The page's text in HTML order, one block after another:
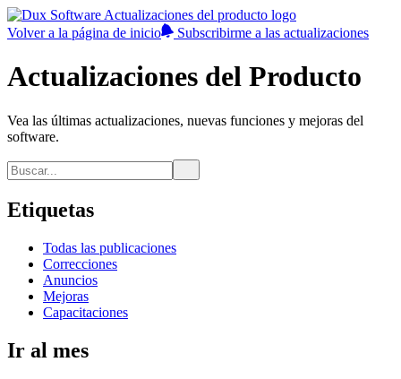
Volver a la página de inicio Subscribirme a las actualizaciones
Actualizaciones del Producto
Vea las últimas actualizaciones, nuevas funciones y mejoras del
software.
Etiquetas
Todas las publicaciones
Correcciones
Anuncios
Mejoras
Capacitaciones
Ir al mes